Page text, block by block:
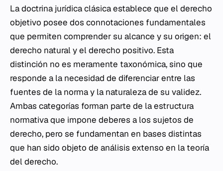
La doctrina jurídica clásica establece que el derecho
objetivo posee dos connotaciones fundamentales
que permiten comprender su alcance y su origen: el
derecho natural y el derecho positivo. Esta
distinción no es meramente taxonómica, sino que
responde a la necesidad de diferenciar entre las
fuentes de la norma y la naturaleza de su validez.
Ambas categorías forman parte de la estructura
normativa que impone deberes a los sujetos de
derecho, pero se fundamentan en bases distintas
que han sido objeto de análisis extenso en la teoría
del derecho.